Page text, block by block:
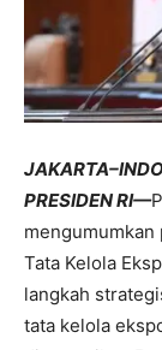
PRESIDEN RI—
Tata Kelola
langkah
tata kelola